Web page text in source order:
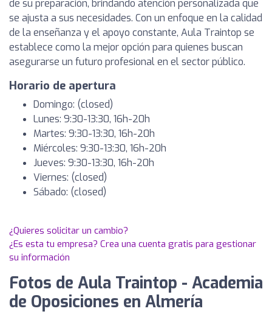
de su preparación, brindando atención personalizada que
se ajusta a sus necesidades. Con un enfoque en la calidad
de la enseñanza y el apoyo constante, Aula Traintop se
establece como la mejor opción para quienes buscan
asegurarse un futuro profesional en el sector público.
Horario de apertura
Domingo: (closed)
Lunes: 9:30-13:30, 16h-20h
Martes: 9:30-13:30, 16h-20h
Miércoles: 9:30-13:30, 16h-20h
Jueves: 9:30-13:30, 16h-20h
Viernes: (closed)
Sábado: (closed)
¿Quieres solicitar un cambio?
¿Es esta tu empresa? Crea una cuenta gratis para gestionar
su información
Fotos de Aula Traintop - Academia
de Oposiciones en Almería